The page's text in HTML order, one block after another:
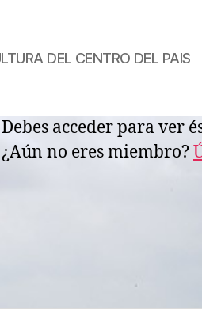
DEL CENTRO DEL PAIS
Debes acceder para ver
¿Aún no eres miembro?